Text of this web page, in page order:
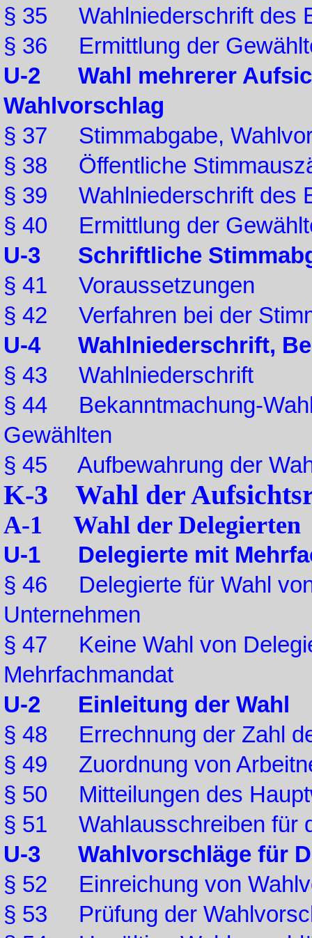
§ 35 Wahlniederschrift des
§ 36 Ermittlung der
U-2 Wahl mehrerer
Wahlvorschlag
§ 37 Stimmabgabe,
§ 38 Öffentliche
§ 39 Wahlniederschrift des
§ 40 Ermittlung der
U-3 Schriftliche
§ 41 Voraussetzungen
§ 42 Verfahren bei der
U-4 Wahlniederschrift,
§ 43 Wahlniederschrift
§ 44 Bekanntmachung-
Gewählten
§ 45 Aufbewahrung der
K-3 Wahl der
A-1 Wahl der Delegierten
U-1 Delegierte mit
§ 46 Delegierte für Wahl
Unternehmen
§ 47 Keine Wahl von
Mehrfachmandat
U-2 Einleitung der Wahl
§ 48 Errechnung der Zahl
§ 49 Zuordnung von
§ 50 Mitteilungen des
§ 51 Wahlausschreiben für
U-3 Wahlvorschläge für
§ 52 Einreichung von
§ 53 Prüfung der